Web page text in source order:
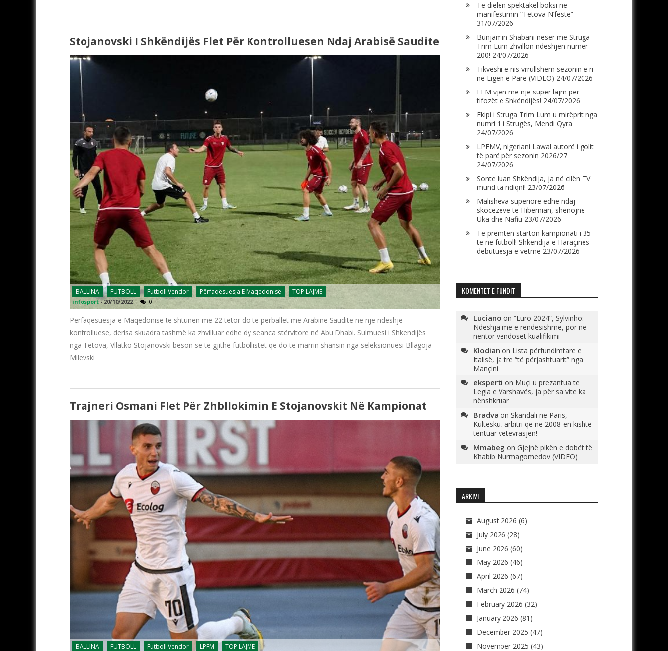
Stojanovski I Shkëndijës Flet Për Kontrolluesen Ndaj Arabisë Saudite
BALLINA FUTBOLL Futboll Vendor Përfaqësuesja E Maqedonisë TOP LAJME
infosport -20/10/2022 0
Përfaqësuesja e Maqedonisë të shtunën më 22 tetor do të përballet me Arabinë Saudite në një ndeshje
kontrolluese, derisa skuadra tashmë ka zhvilluar edhe dy seanca stërvitore në Abu Dhabi. Sulmuesi i Shkendijës
nga Tetova, Vllatko Stojanovski beson se të gjithë futbollistët që do të marrin shansin nga seleksionuesi Bllagoja
Milevski
Trajneri Osmani Flet Për Zhbllokimin E Stojanovskit Në Kampionat
BALLINA FUTBOLL Futboll Vendor LPFM TOP LAJME
Të dielën spektakël boksi në
manifestimin “Tetova N’festë”
31/07/2026
Bunjamin Shabani nesër me Struga
Trim Lum zhvillon ndeshjen numër
200! 24/07/2026
Tikveshi e nis vrrullshëm sezonin e ri
në Ligën e Parë (VIDEO) 24/07/2026
FFM vjen me një super lajm për
tifozët e Shkëndijës! 24/07/2026
Ekipi i Struga Trim Lum u mirëprit nga
numri 1 i Strugës, Mendi Qyra
24/07/2026
LPFMV, nigeriani Lawal autorë i golit
të parë për sezonin 2026/27
24/07/2026
Sonte luan Shkëndija, ja në cilën TV
mund ta ndiqni! 23/07/2026
Malisheva superiore edhe ndaj
skocezëve të Hibernian, shënojnë
Uka dhe Nafiu 23/07/2026
Të premtën starton kampionati i 35-
të në futboll! Shkëndija e Haraçinës
debutuesja e vetme 23/07/2026
KOMENTET E FUNDIT
Luciano on “Euro 2024”, Sylvinho:
Ndeshja më e rëndësishme, por në
nëntor vendoset kualifikimi
Klodian on Lista përfundimtare e
Italisë, ja tre “të përjashtuarit” nga
Mançini
eksperti on Muçi u prezantua te
Legia e Varshavës, ja për sa vite ka
nënshkruar
Bradva on Skandali në Paris,
Kultesku, arbitri që në 2008-ën kishte
tentuar vetëvrasjen!
Mmabeg on Gjejnë pikën e dobët të
Khabib Nurmagomedov (VIDEO)
ARKIVI
August 2026 (6)
July 2026 (28)
June 2026 (60)
May 2026 (46)
April 2026 (67)
March 2026 (74)
February 2026 (32)
January 2026 (81)
December 2025 (47)
November 2025 (43)